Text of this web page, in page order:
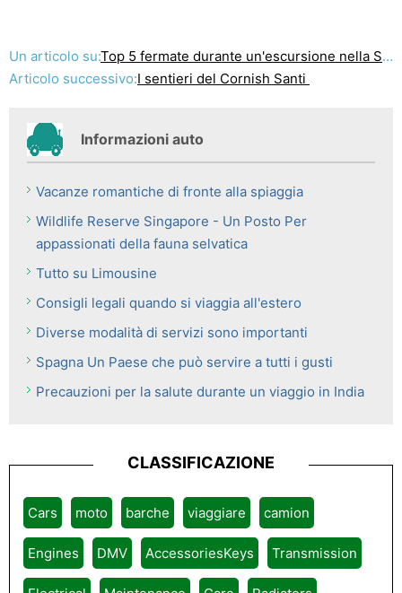
Un articolo su:Top 5 fermate durante un'escursione nella Samos
Articolo successivo:I sentieri del Cornish Santi
Informazioni auto
Vacanze romantiche di fronte alla spiaggia
Wildlife Reserve Singapore - Un Posto Per
appassionati della fauna selvatica
Tutto su Limousine
Consigli legali quando si viaggia all'estero
Diverse modalità di servizi sono importanti
Spagna Un Paese che può servire a tutti i gusti
Precauzioni per la salute durante un viaggio in India
CLASSIFICAZIONE
Cars moto barche viaggiare camion
Engines DMV AccessoriesKeys Transmission